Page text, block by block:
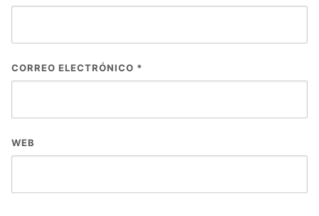
CORREO ELECTRÓNICO *
WEB